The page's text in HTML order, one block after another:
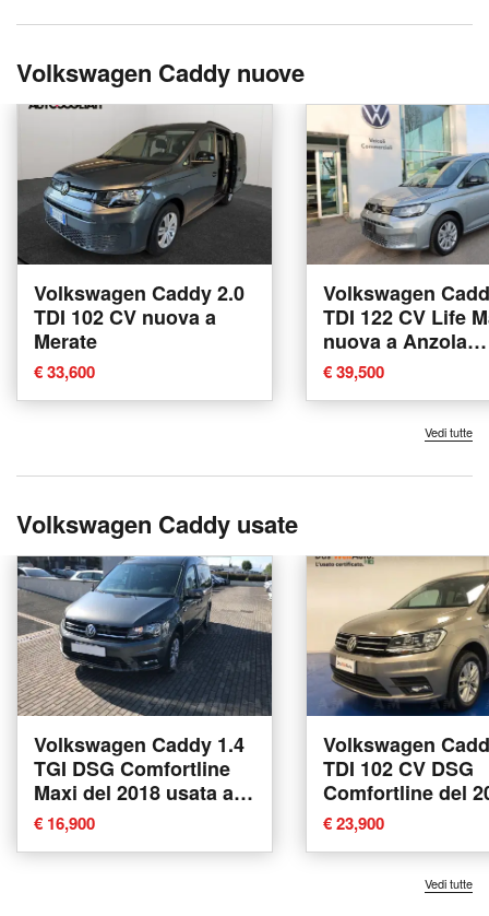
Volkswagen Caddy nuove
Volkswagen Caddy 2.0
TDI 102 CV nuova a
Merate
€ 33,600
Volkswagen
TDI 122 CV Life
nuova a Anzola
dell'Emilia
€ 39,500
Vedi tutte
Volkswagen Caddy usate
Volkswagen Caddy 1.4
TGI DSG Comfortline
Maxi del 2018 usata a
Villorba
€ 16,900
Volkswagen
TDI 102 CV DSG
Comfortline del
usata a Sassari
€ 23,900
Vedi tutte